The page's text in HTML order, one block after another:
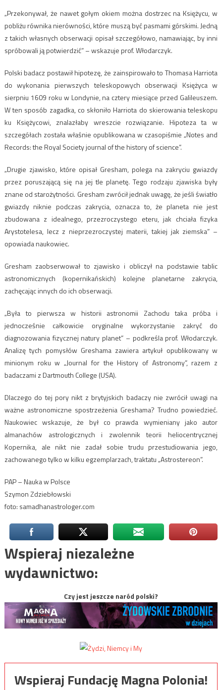
„Przekonywał, że nawet gołym okiem można dostrzec na Księżycu, w
pobliżu równika nierówności, które muszą być pasmami górskimi. Jedną
z takich własnych obserwacji opisał szczegółowo, namawiając, by inni
spróbowali ją potwierdzić” – wskazuje prof. Włodarczyk.
Polski badacz postawił hipotezę, że zainspirowało to Thomasa Harriota
do wykonania pierwszych teleskopowych obserwacji Księżyca w
sierpniu 1609 roku w Londynie, na cztery miesiące przed Galileuszem.
W ten sposób zagadka, co skłoniło Harriota do skierowania teleskopu
ku Księżycowi, znalazłaby wreszcie rozwiązanie. Hipoteza ta w
szczegółach została właśnie opublikowana w czasopiśmie „Notes and
Records: the Royal Society journal of the history of science”.
„Drugie zjawisko, które opisał Gresham, polega na zakryciu gwiazdy
przez poruszającą się na jej tle planetę. Tego rodzaju zjawiska były
znane od starożytności. Gresham zwrócił jednak uwagę, że jeśli światło
gwiazdy niknie podczas zakrycia, oznacza to, że planeta nie jest
zbudowana z idealnego, przezroczystego eteru, jak chciała fizyka
Arystotelesa, lecz z nieprzezroczystej materii, takiej jak ziemska” –
opowiada naukowiec.
Gresham zaobserwował to zjawisko i obliczył na podstawie tablic
astronomicznych (kopernikańskich) kolejne planetarne zakrycia,
zachęcając innych do ich obserwacji.
„Była to pierwsza w historii astronomii Zachodu taka próba i
jednocześnie całkowicie oryginalne wykorzystanie zakryć do
diagnozowania fizycznej natury planet” – podkreśla prof. Włodarczyk.
Analizę tych pomysłów Greshama zawiera artykuł opublikowany w
minionym roku w „Journal for the History of Astronomy”, razem z
badaczami z Dartmouth College (USA).
Dlaczego do tej pory nikt z brytyjskich badaczy nie zwrócił uwagi na
ważne astronomiczne spostrzeżenia Greshama? Trudno powiedzieć.
Naukowiec wskazuje, że był co prawda wymieniany jako autor
almanachów astrologicznych i zwolennik teorii heliocentrycznej
Kopernika, ale nikt nie zadał sobie trudu przestudiowania jego,
zachowanego tylko w kilku egzemplarzach, traktatu „Astrostereon”.
PAP – Nauka w Polsce
Szymon Zdziebłowski
foto: samadhanastrologer.com
Wspieraj niezależne
wydawnictwo:
Czy jest jeszcze naród polski?
Wspieraj Fundację Magna Polonia!